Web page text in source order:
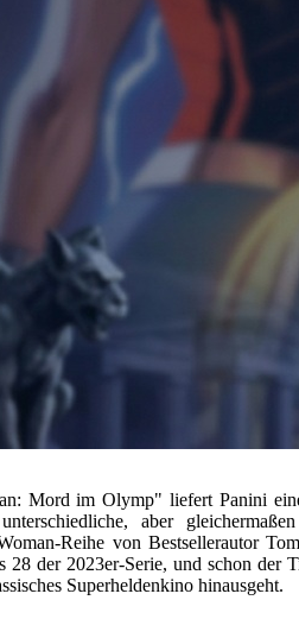
Mord im Olymp" liefert Panini
aber
Reihe von Bestsellerautor
28 der 2023er-Serie, und schon der
Superheldenkino hinausgeht.